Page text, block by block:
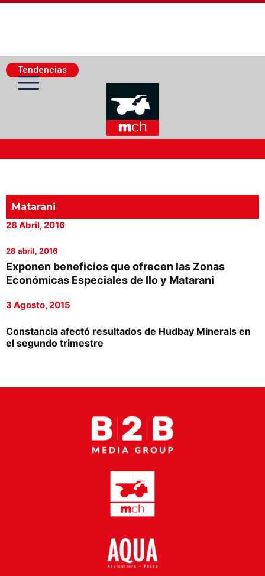
Tendencias
Actualidad Minera
Minería Superficie
Proveedores
Canal Digital
Columnas de Opinión
Designaciones
Matarani
28 Abril, 2016
28 abril, 2016
Exponen beneficios que ofrecen las Zonas
Económicas Especiales de Ilo y Matarani
3 Agosto, 2015
Constancia afectó resultados de Hudbay Minerals en
el segundo trimestre